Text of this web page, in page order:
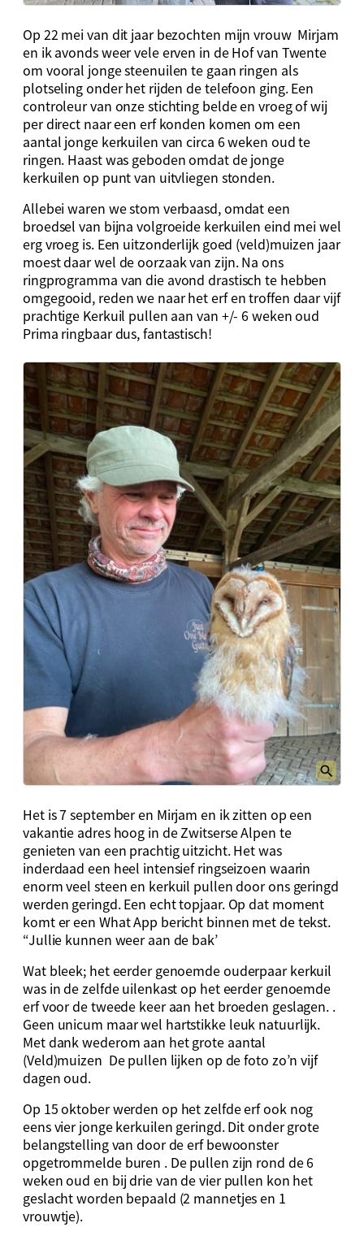
Op 22 mei van dit jaar bezochten mijn vrouw Mirjam
en ik avonds weer vele erven in de Hof van Twente
om vooral jonge steenuilen te gaan ringen als
plotseling onder het rijden de telefoon ging. Een
controleur van onze stichting belde en vroeg of wij
per direct naar een erf konden komen om een
aantal jonge kerkuilen van circa 6 weken oud te
ringen. Haast was geboden omdat de jonge
kerkuilen op punt van uitvliegen stonden.
Allebei waren we stom verbaasd, omdat een
broedsel van bijna volgroeide kerkuilen eind mei wel
erg vroeg is. Een uitzonderlijk goed (veld)muizen jaar
moest daar wel de oorzaak van zijn. Na ons
ringprogramma van die avond drastisch te hebben
omgegooid, reden we naar het erf en troffen daar vijf
prachtige Kerkuil pullen aan van +/- 6 weken oud
Prima ringbaar dus, fantastisch!
Het is 7 september en Mirjam en ik zitten op een
vakantie adres hoog in de Zwitserse Alpen te
genieten van een prachtig uitzicht. Het was
inderdaad een heel intensief ringseizoen waarin
enorm veel steen en kerkuil pullen door ons geringd
werden geringd. Een echt topjaar. Op dat moment
komt er een What App bericht binnen met de tekst.
“Jullie kunnen weer aan de bak’
Wat bleek; het eerder genoemde ouderpaar kerkuil
was in de zelfde uilenkast op het eerder genoemde
erf voor de tweede keer aan het broeden geslagen. .
Geen unicum maar wel hartstikke leuk natuurlijk.
Met dank wederom aan het grote aantal
(Veld)muizen De pullen lijken op de foto zo’n vijf
dagen oud.
Op 15 oktober werden op het zelfde erf ook nog
eens vier jonge kerkuilen geringd. Dit onder grote
belangstelling van door de erf bewoonster
opgetrommelde buren . De pullen zijn rond de 6
weken oud en bij drie van de vier pullen kon het
geslacht worden bepaald (2 mannetjes en 1
vrouwtje).